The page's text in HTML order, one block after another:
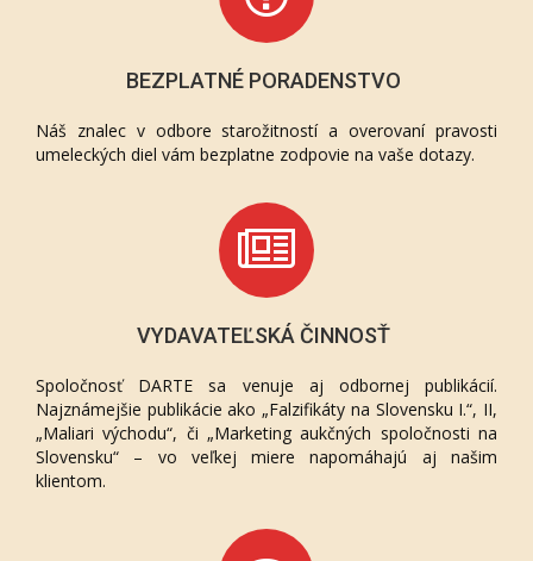
BEZPLATNÉ PORADENSTVO
Náš znalec v odbore starožitností a overovaní pravosti
umeleckých diel vám bezplatne zodpovie na vaše dotazy.
VYDAVATEĽSKÁ ČINNOSŤ
Spoločnosť DARTE sa venuje aj odbornej publikácií.
Najznámejšie publikácie ako „Falzifikáty na Slovensku I.“, II,
„Maliari východu“, či „Marketing aukčných spoločnosti na
Slovensku“ – vo veľkej miere napomáhajú aj našim
klientom.